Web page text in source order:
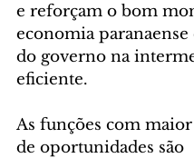
e reforçam o bom
economia paranaense
do governo na
eficiente.
As funções com
de oportunidades são